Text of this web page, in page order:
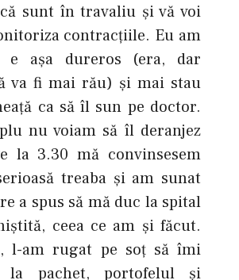
sunt în travaliu şi vă voi
contracţiile. Eu am
aşa dureros (era, dar
va fi mai rău) şi mai stau
ca să îl sun pe doctor.
nu voiam să îl deranjez
la 3.30 mă convinsesem
treaba şi am sunat
a spus să mă duc la spital
ceea ce am şi făcut.
l-am rugat pe soţ să îmi
la pachet, portofelul şi